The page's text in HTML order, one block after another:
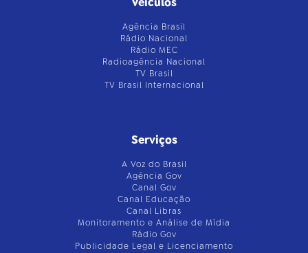
Agência Brasil
Rádio Nacional
Rádio MEC
Radioagência Nacional
TV Brasil
TV Brasil Internacional
Serviços
A Voz do Brasil
Agência Gov
Canal Gov
Canal Educação
Canal Libras
Monitoramento e Análise de Mídia
Rádio Gov
Publicidade Legal e Licenciamento